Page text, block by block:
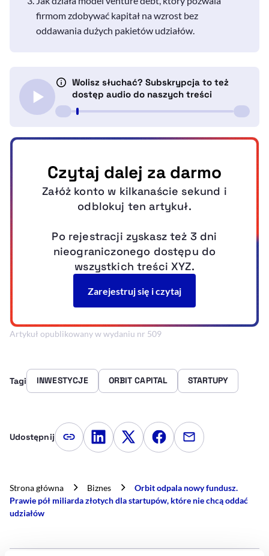
firmom zdobywać kapitał na wzrost bez
oddawania dużych pakietów udziałów.
Artykuł opublikowany w wydaniu nr 509
Tagi INWESTYCJE ORBIT CAPITAL STARTUPY
Udostępnij Kopiuj link artykułu
Udostępnij na LinkedIn
Udostępnij na Twitterze
Udostępnij na
Udostępnij
Strona główna Biznes
Orbit odpala nowy fundusz.
Prawie pół miliarda złotych dla startupów, które nie chcą oddać
udziałów